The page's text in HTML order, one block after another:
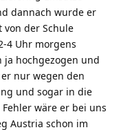
dannach wurde er
von der Schule
4 Uhr morgens
ja hochgezogen und
nur wegen den
und sogar in die
wäre er bei uns
Austria schon im